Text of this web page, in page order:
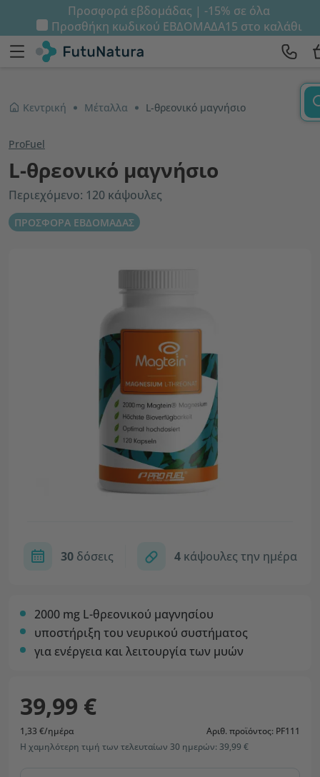
Προσφορά εβδομάδας | -15% σε όλα
Προσθήκη κωδικού ΕΒΔΟΜΑΔΑ15 στο καλάθι
Κεντρική Μέταλλα L-θρεονικό μαγνήσιο
ProFuel
L-θρεονικό μαγνήσιο
Περιεχόμενο: 120 κάψουλες
ΠΡΟΣΦΟΡΑ ΕΒΔΟΜΑΔΑΣ
30δόσεις 4κάψουλες την ημέρα
2000 mg L-θρεονικού μαγνησίου
υποστήριξη του νευρικού συστήματος
για ενέργεια και λειτουργία των μυών
39,99 €
1,33 €/ημέρα
Αριθ. προϊόντος: PF111
Η χαμηλότερη τιμή των τελευταίων 30 ημερών: 39,99 €